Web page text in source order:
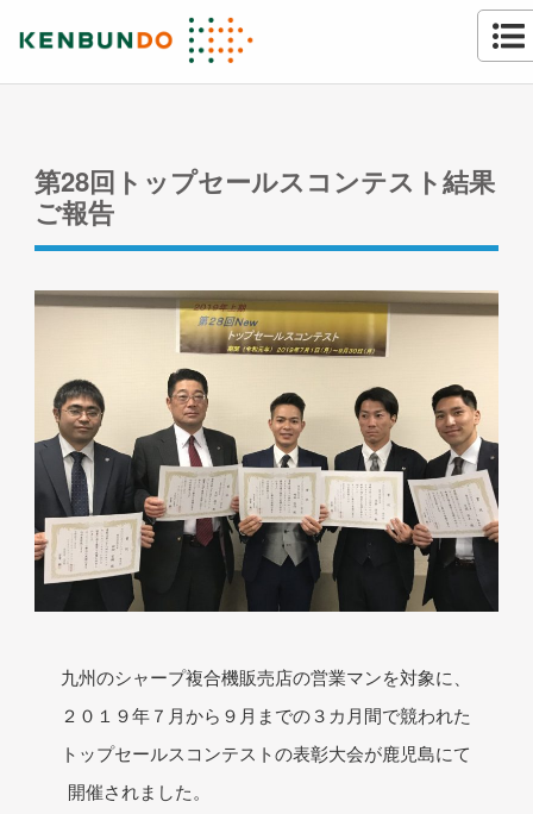
第28回トップセールスコンテスト結果
ご報告
九州のシャープ複合機販売店の営業マンを対象に、
２０１９年７月から９月までの３カ月間で競われた
トップセールスコンテストの表彰大会が鹿児島にて
開催されました。